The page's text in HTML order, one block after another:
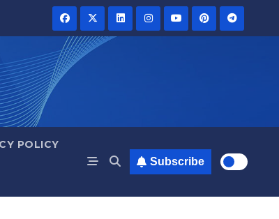
POLICY
Subscribe